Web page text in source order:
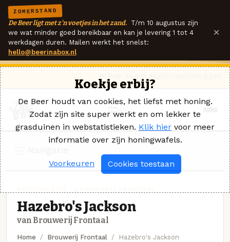
ZOMERSTAND
De Beer ligt met z'n voetjes in het zand. T/m 10 augustus zijn
we wat minder goed bereikbaar en kan je levering 1 tot 4
werkdagen duren. Mailen werkt het snelst:
hello@beerinabox.nl
×
Hazebro's Jackson
van Brouwerij Frontaal
Home Brouwerij Frontaal Hazebro's Jackson
Koekje erbij?
De Beer houdt van cookies, het liefst met honing.
Zodat zijn site super werkt en om lekker te
grasduinen in webstatistieken. Klik hier voor meer
informatie over zijn honingwafels.
Voorkeuren Cookies toestaan